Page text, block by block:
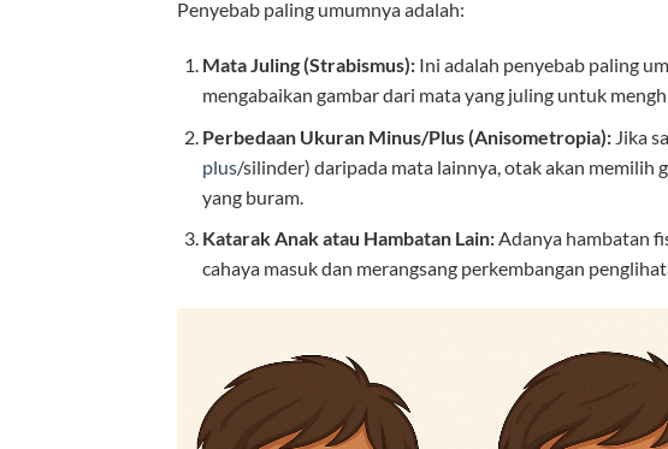
Penyebab paling umumnya adalah:
Mata Juling (Strabismus):Ini adalah penyebab paling
mengabaikan gambar dari mata yang juling untuk
Perbedaan Ukuran Minus/Plus (Anisometropia):Jika
plus/silinder) daripada mata lainnya, otak akan memilih
yang buram.
Katarak Anak atau Hambatan Lain:Adanya hambatan
cahaya masuk dan merangsang perkembangan